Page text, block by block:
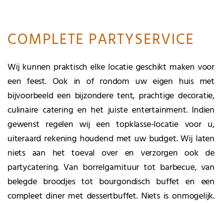
COMPLETE PARTYSERVICE
Wij kunnen praktisch elke locatie geschikt maken voor
een feest. Ook in of rondom uw eigen huis met
bijvoorbeeld een bijzondere tent, prachtige decoratie,
culinaire catering en het juiste entertainment. Indien
gewenst regelen wij een topklasse-locatie voor u,
uiteraard rekening houdend met uw budget. Wij laten
niets aan het toeval over en verzorgen ook de
partycatering. Van borrelgarnituur tot barbecue, van
belegde broodjes tot bourgondisch buffet en een
compleet diner met dessertbuffet. Niets is onmogelijk.